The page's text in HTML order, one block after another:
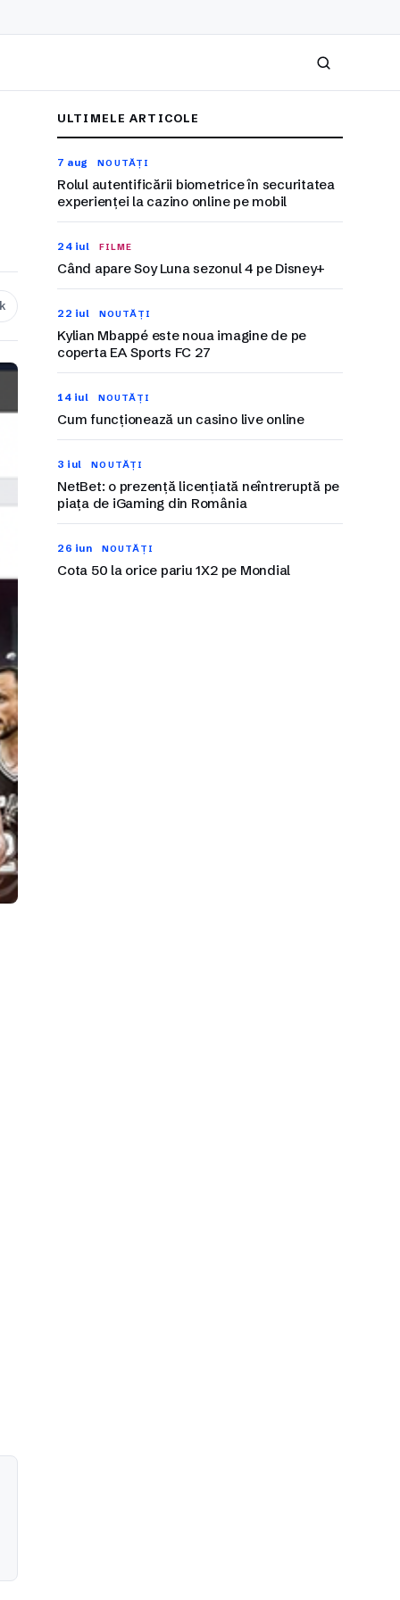
Caută
ULTIMELE ARTICOLE
7 aug NOUTĂȚI
Rolul autentificării biometrice în securitatea
experienței la cazino online pe mobil
24 iul FILME
Când apare Soy Luna sezonul 4 pe Disney+
22 iul NOUTĂȚI
Kylian Mbappé este noua imagine de pe
coperta EA Sports FC 27
14 iul NOUTĂȚI
Cum funcționează un casino live online
3 iul NOUTĂȚI
NetBet: o prezență licențiată neîntreruptă pe
piața de iGaming din România
26 iun NOUTĂȚI
Cota 50 la orice pariu 1X2 pe Mondial